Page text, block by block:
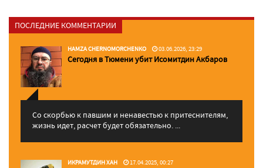
ПОСЛЕДНИЕ КОММЕНТАРИИ
HAMZA CHERNOMORCHENKO 03.06.2026, 23:29
Сегодня в Тюмени убит Исомитдин Акбаров
Со скорбью к павшим и ненавестью к притеснителям,
жизнь идет, расчет будет обязательно. ...
ИКРАМУТДИН ХАН 17.04.2025, 00:27